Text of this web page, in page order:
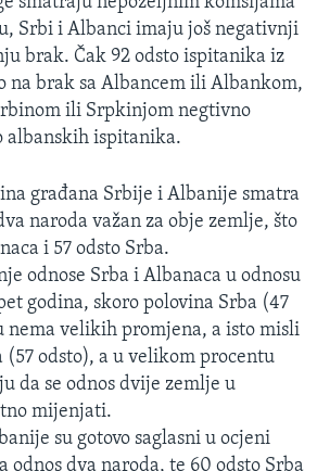
Srbi i Albanci imaju još negativnji
brak. Čak 92 odsto ispitanika iz
na brak sa Albancem ili Albankom,
ili Srpkinjom negtivno
albanskih ispitanika.
građana Srbije i Albanije smatra
naroda važan za obje zemlje, što
i 57 odsto Srba.
odnose Srba i Albanaca u odnosu
godina, skoro polovina Srba (47
nema velikih promjena, a isto misli
odsto), a u velikom procentu
da se odnos dvije zemlje u
mijenjati.
su gotovo saglasni u ocjeni
odnos dva naroda, te 60 odsto Srba